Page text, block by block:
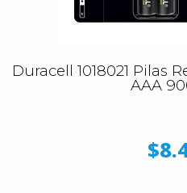
Duracell 1018021 Pilas
AAA